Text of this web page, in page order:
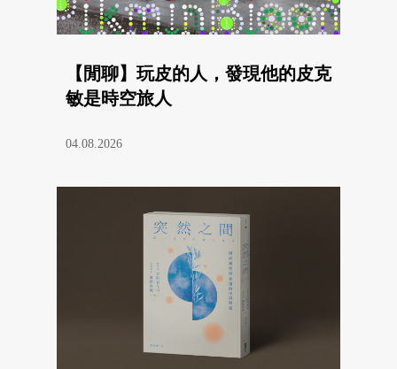
【閒聊】玩皮的人，發現他的皮克
敏是時空旅人
04.08.2026